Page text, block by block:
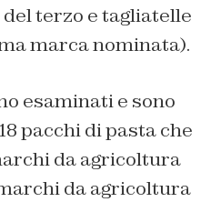
del terzo e tagliatelle
marca nominata).
esaminati e sono
pacchi di pasta che
da agricoltura
da agricoltura